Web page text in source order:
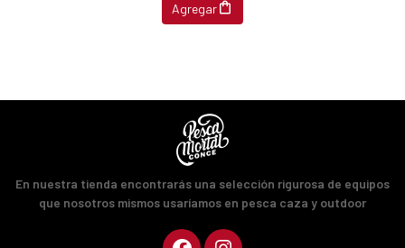
Agregar
En nuestra tienda encontrarás una selección rigurosa de equipos
que nosotros mismos usaríamos en pesca caza y outdoor